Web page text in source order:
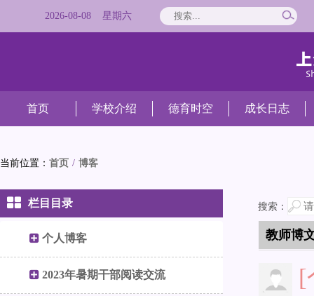
2026-08-08 星期 六
首页 学校介绍 德育时空 成长日志
当前位置： 首页 / 博客
栏目目录
个人博客
2023年暑期干部阅读交流
搜索：
教师博
[